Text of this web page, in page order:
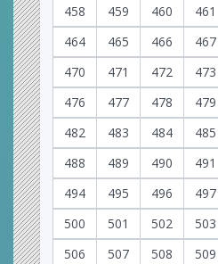
458 459 460 461
464
465 466 467
470
471 472 473
476
477 478 479
482
483 484 485
488
489 490 491
494
495 496 497
500
501 502 503
506
507 508 509